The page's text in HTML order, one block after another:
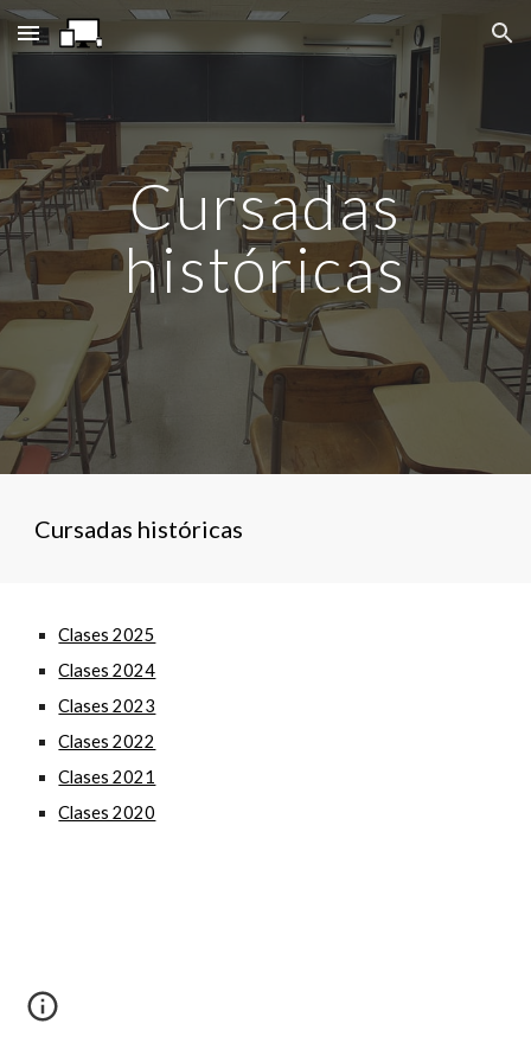
Skip to main content Skip to navigation
Cursadas
históricas
Cursadas históricas
Clases 2025
Clases 2024
Clases 2023
Clases 2022
Clases 2021
Clases 2020